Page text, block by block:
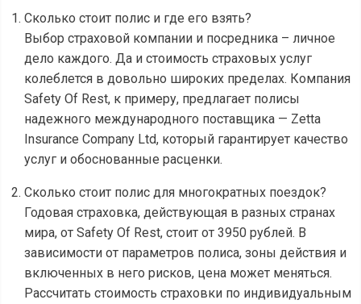
Сколько стоит полис и где его взять?
Выбор страховой компании и посредника – личное
дело каждого. Да и стоимость страховых услуг
колеблется в довольно широких пределах. Компания
Safety Of Rest, к примеру, предлагает полисы
надежного международного поставщика — Zetta
Insurance Company Ltd, который гарантирует качество
услуг и обоснованные расценки.
Сколько стоит полис для многократных поездок?
Годовая страховка, действующая в разных странах
мира, от Safety Of Rest, стоит от 3950 рублей. В
зависимости от параметров полиса, зоны действия и
включенных в него рисков, цена может меняться.
Рассчитать стоимость страховки по индивидуальным